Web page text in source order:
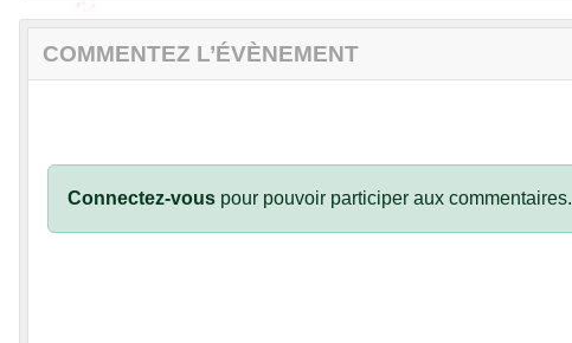
COMMENTEZ L’ÉVÈNEMENT
Connectez-vous pour pouvoir participer aux commentaires.